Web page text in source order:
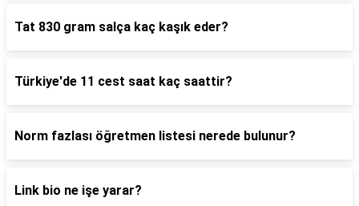
Tat 830 gram salça kaç kaşık eder?
Türkiye'de 11 cest saat kaç saattir?
Norm fazlası öğretmen listesi nerede bulunur?
Link bio ne işe yarar?